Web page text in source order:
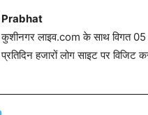
Prabhat
कुशीनगर लाइव.com के साथ विगत 05
प्रतिदिन हजारों लोग साइट पर विजिट